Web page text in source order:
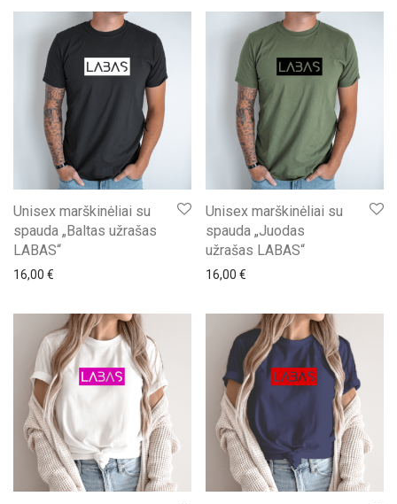
Unisex marškinėliai su
spauda „Baltas užrašas
LABAS“
16,00 €
Unisex marškinėliai su
spauda „Juodas
užrašas LABAS“
16,00 €